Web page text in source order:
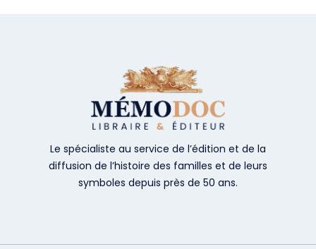
Le spécialiste au service de l’édition et de la
diffusion de l’histoire des familles et de leurs
symboles depuis près de 50 ans.